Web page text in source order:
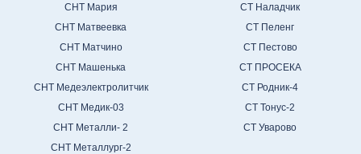
СНТ Мария
СНТ Матвеевка
СНТ Матчино
СНТ Машенька
СНТ Медеэлектролитчик
СНТ Медик-03
СНТ Металли- 2
СНТ Металлург-2
СТ Наладчик
СТ Пеленг
СТ Пестово
СТ ПРОСЕКА
СТ Родник-4
СТ Тонус-2
СТ Уварово